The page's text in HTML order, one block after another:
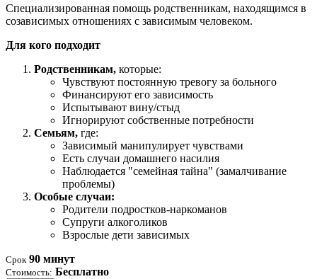
Специализированная помощь родственникам, находящимся в
созависимых отношениях с зависимым человеком.
Для кого подходит
Родственникам, которые:
Чувствуют постоянную тревогу за больного
Финансируют его зависимость
Испытывают вину/стыд
Игнорируют собственные потребности
Семьям, где:
Зависимый манипулирует чувствами
Есть случаи домашнего насилия
Наблюдается "семейная тайна" (замалчивание
проблемы)
Особые случаи:
Родители подростков-наркоманов
Супруги алкоголиков
Взрослые дети зависимых
Срок 90 минут
Стоимость: Бесплатно